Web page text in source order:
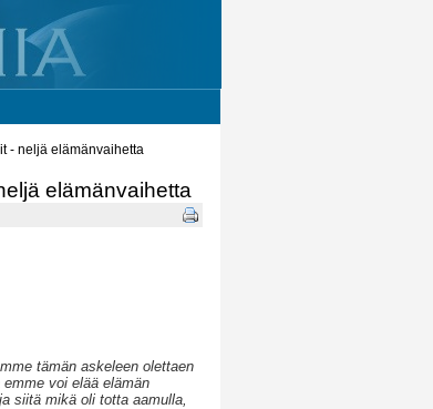
- neljä elämänvaihetta
elämänvaihetta
tämän askeleen olettaen
voi elää elämän
siitä mikä oli totta aamulla,